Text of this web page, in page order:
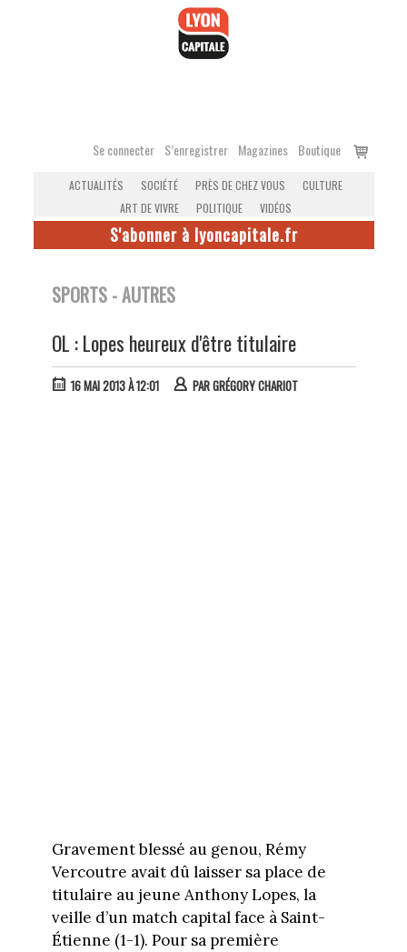
Se connecter S’enregistrer Magazines Boutique
Voir
ACTUALITÉS SOCIÉTÉ PRÈS DE CHEZ VOUS
CULTURE
ART DE VIVRE
POLITIQUE VIDÉOS
S'abonner à lyoncapitale.fr
SPORTS - AUTRES
OL : Lopes heureux d'être titulaire
16 MAI 2013 À 12:01 PARGRÉGORY CHARIOT
Gravement blessé au genou, Rémy
Vercoutre avait dû laisser sa place de
titulaire au jeune Anthony Lopes, la
veille d’un match capital face à Saint-
Étienne (1-1). Pour sa première